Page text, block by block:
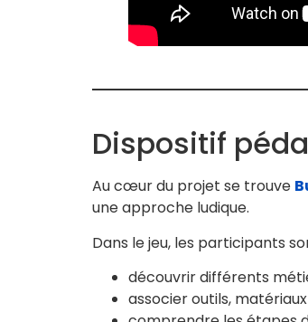
Dispositif
Au cœur du projet se trouve
une approche ludique.
Dans le jeu, les participants
découvrir différents
associer outils,